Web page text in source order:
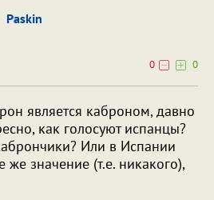
Paskin
0
0
является каброном, давно
как голосуют испанцы?
Или в Испании
значение (т.е. никакого),